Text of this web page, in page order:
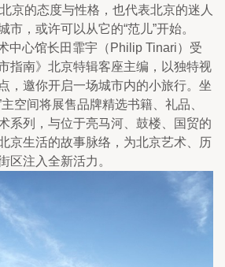
京的态度与性格，也代表北京的迷人
市，或许可以从它的“范儿”开始。
中心馆长田霏宇（Philip Tinari）受
指南》北京特辑客座主编，以独特视
，邀你开启一场城市内的小旅行。坐
空间将展售品牌精选书籍、礼品、
系列，与位于亮马河、鼓楼、国贸的
京生活的故事脉络，为北京艺术、历
区注入全新活力。